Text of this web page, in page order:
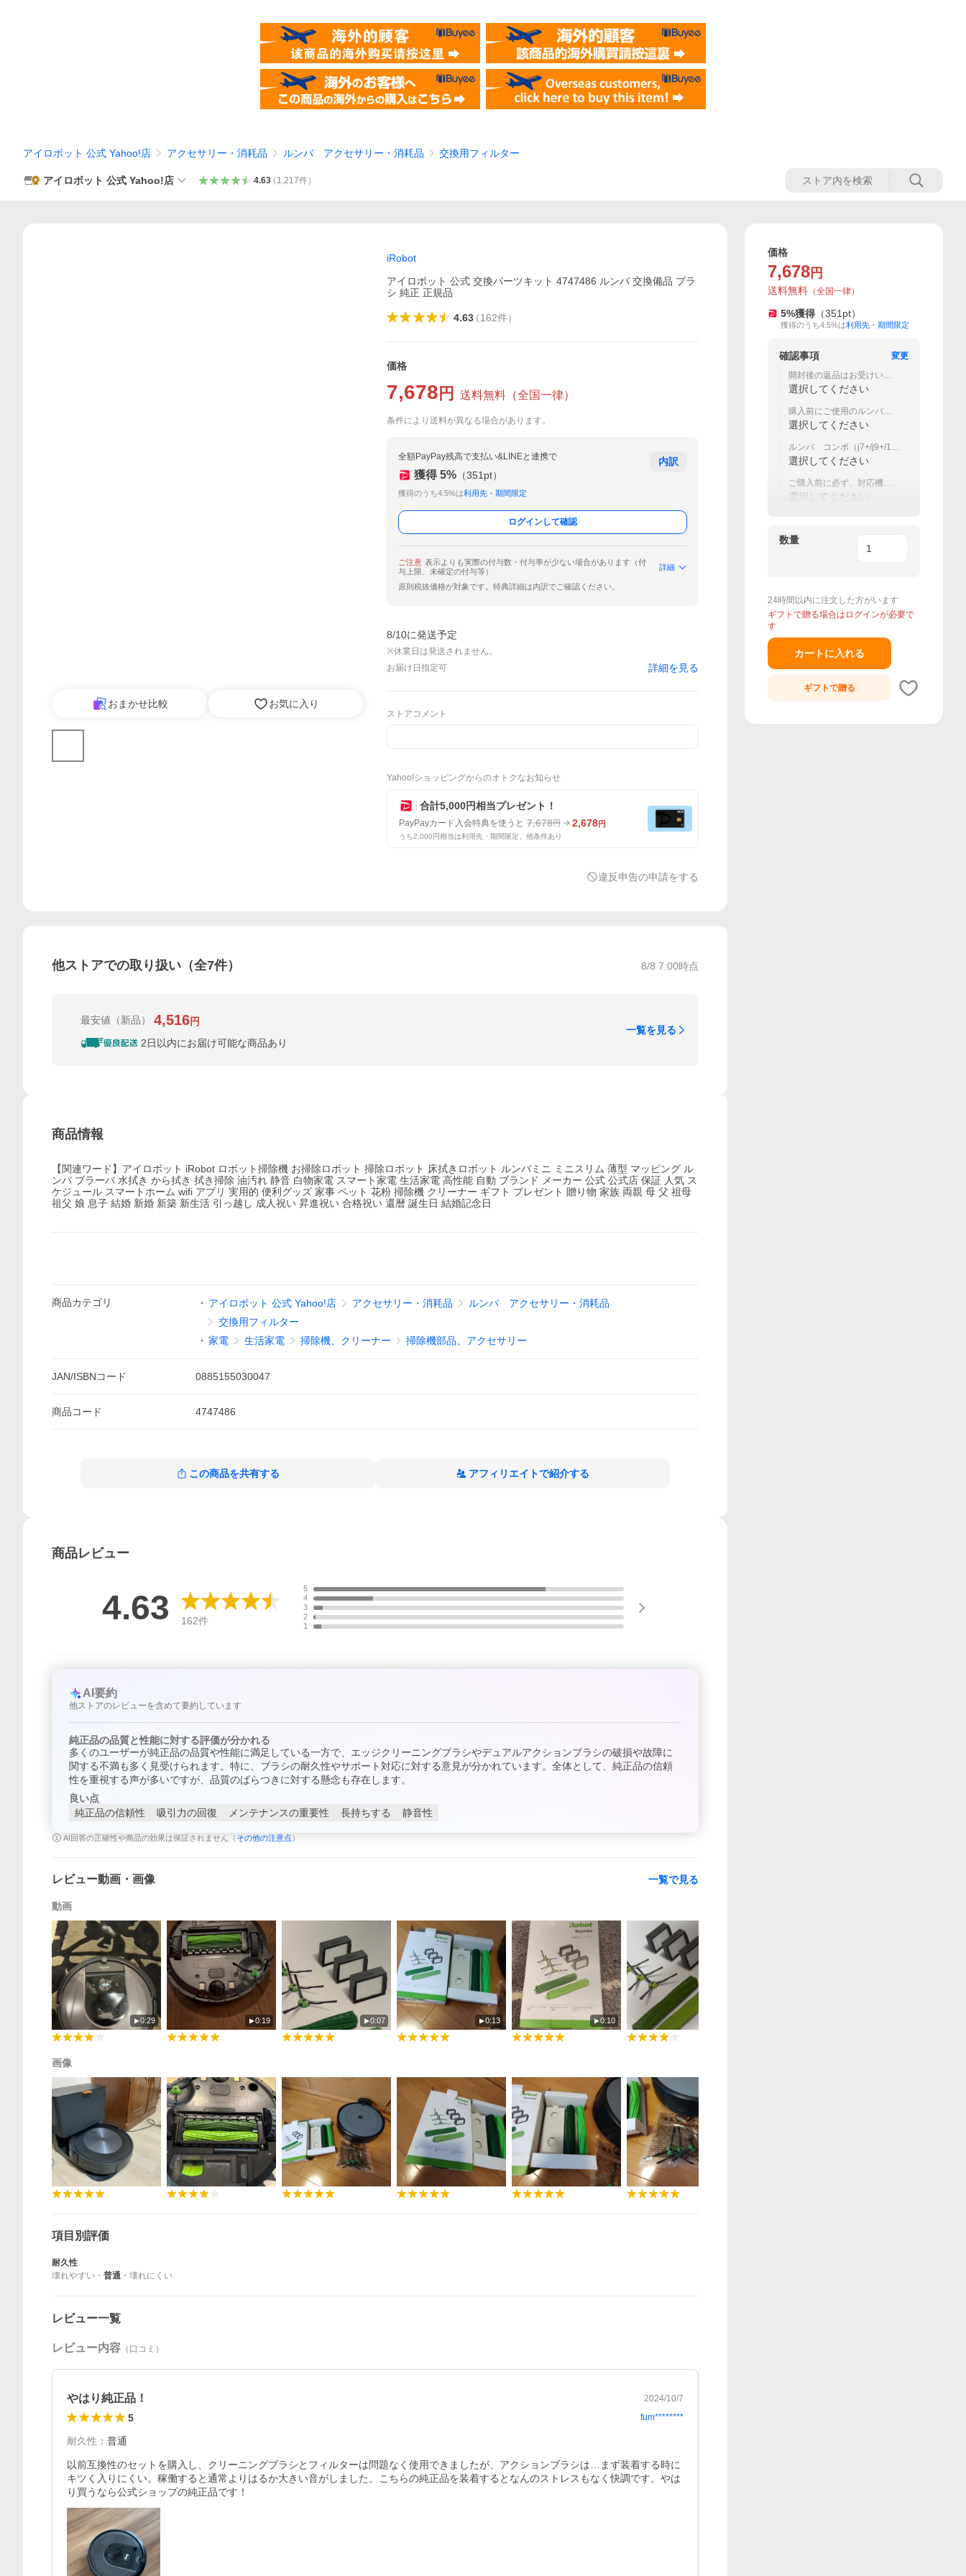
アイロボット 公式 Yahoo!店 アクセサリー・消耗品 ルンバ アクセサリー・消耗品 交換用フィルター
アイロボット 公式 Yahoo!店 4.63（ 1,217件）
おまかせ比較 お気に入り
iRobot
アイロボット 公式 交換パーツキット 4747486 ルンバ 交換備品 ブラ
シ 純正 正規品
4.63（162件）
価格
7,678 円 送料無料 （全国一律）
条件により送料が異なる場合があります。
全額PayPay残高で支払い&LINEと連携で
獲得 5% （351 pt）
獲得のうち4.5%は利用先・期間限定
内訳
ログインして確認
ご注意 表示よりも実際の付与数・付与率が少ない場合があります（付
与上限、未確定の付与等）
詳細
原則税抜価格が対象です。特典詳細は内訳でご確認ください。
8/10に発送予定
※休業日は発送されません。
お届け日指定可
詳細を見る
ストアコメント
Yahoo!ショッピングからのオトクなお知らせ
合計5,000円相当プレゼント！
PayPayカード入会特典を使うと 7,678円 2,678円
うち2,000円相当は利用先・期間限定。他条件あり
違反申告の申請をする
他ストアでの取り扱い（全7件） 8/8 7:00時点
最安値 （新品） 4,516円
2日以内にお届け可能な商品あり
一覧を見る
商品情報
【関連ワード】アイロボット iRobot ロボット掃除機 お掃除ロボット 掃除ロボット 床拭きロボット ルンバミニ ミニスリム 薄型 マッピング ル
ンバ ブラーバ 水拭き から拭き 拭き掃除 油汚れ 静音 白物家電 スマート家電 生活家電 高性能 自動 ブランド メーカー 公式 公式店 保証 人気 ス
ケジュール スマートホーム wifi アプリ 実用的 便利グッズ 家事 ペット 花粉 掃除機 クリーナー ギフト プレゼント 贈り物 家族 両親 母 父 祖母
祖父 娘 息子 結婚 新婚 新築 新生活 引っ越し 成人祝い 昇進祝い 合格祝い 還暦 誕生日 結婚記念日
商品カテゴリ アイロボット 公式 Yahoo!店 アクセサリー・消耗品
ルンバ アクセサリー・消耗品
交換用フィルター
家電
生活家電 掃除機、クリーナー 掃除機部品、アクセサリー
JAN/ISBNコード 0885155030047
商品コード 4747486
この商品を共有する アフィリエイトで紹介する
商品レビュー
4.63 162件
5
4
3
2
1
AI要約
他ストアのレビューを含めて要約しています
純正品の品質と性能に対する評価が分かれる
多くのユーザーが純正品の品質や性能に満足している一方で、エッジクリーニングブラシやデュアルアクションブラシの破損や故障に
関する不満も多く見受けられます。特に、ブラシの耐久性やサポート対応に対する意見が分かれています。全体として、純正品の信頼
性を重視する声が多いですが、品質のばらつきに対する懸念も存在します。
良い点
純正品の信頼性
吸引力の回復 メンテナンスの重要性 長持ちする 静音性
AI回答の正確性や商品の効果は保証されません（ その他の注意点 ）
レビュー動画・画像 一覧で見る
動画
0:29 0:19 0:07 0:13 0:10
画像
項目別評価
耐久性
壊れやすい ・ 普通 ・ 壊れにくい
レビュー一覧
レビュー内容 （口コミ）
やはり純正品！ 2024/10/7
5 fum********
耐久性 ： 普通
以前互換性のセットを購入し、クリーニングブラシとフィルターは問題なく使用できましたが、アクションブラシは…まず装着する時に
キツく入りにくい。稼働すると通常よりはるか大きい音がしました。こちらの純正品を装着するとなんのストレスもなく快調です。やは
り買うなら公式ショップの純正品です！
価格
7,678 円
送料無料 （全国一律）
5%獲得 （351 pt）
獲得のうち4.5%は利用先・期間限定
確認事項
変更
開封後の返品はお受けいた
しかねます。
選択してください
購入前にご使用のルンバ、
ルンバ コンボに対応して
いるか
選択してください
ルンバ コンボ（j7+/j9+/10
Max)には対応しておりませ
ん。
選択してください
ご購入前に必ず、対応機種
をご確認ください。
選択してください
数量
24時間以内に注文した方がいます
ギフトで贈る場合はログインが必要で
す
カートに入れる
ギフトで贈る